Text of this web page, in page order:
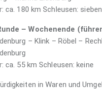
ca. 180 km Schleusen: sieben
– Wochenende
– Klink – Röbel –
ca. 55 km Schleusen: keine
in Waren und